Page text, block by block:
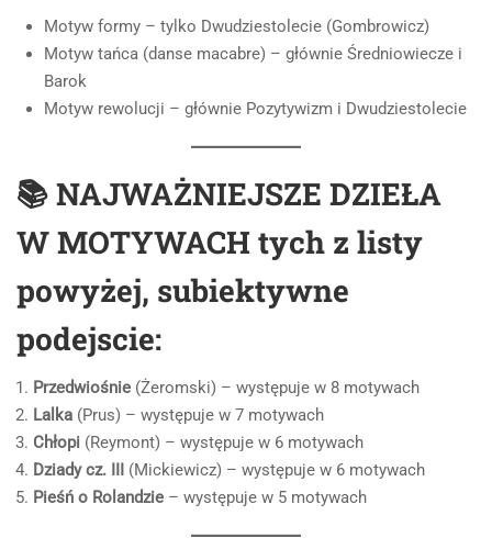
Motyw formy – tylko Dwudziestolecie (Gombrowicz)
Motyw tańca (danse macabre) – głównie Średniowiecze i
Barok
Motyw rewolucji – głównie Pozytywizm i Dwudziestolecie
📚 NAJWAŻNIEJSZE DZIEŁA
W MOTYWACH tych z listy
powyżej, subiektywne
podejscie:
Przedwiośnie (Żeromski) – występuje w 8 motywach
Lalka (Prus) – występuje w 7 motywach
Chłopi (Reymont) – występuje w 6 motywach
Dziady cz. III
(Mickiewicz) – występuje w 6 motywach
Pieśń o Rolandzie – występuje w 5 motywach